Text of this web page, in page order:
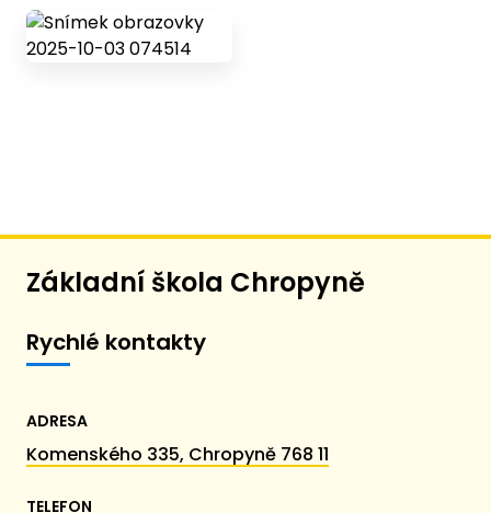
Základní škola Chropyně
Rychlé kontakty
ADRESA
Komenského 335, Chropyně 768 11
TELEFON